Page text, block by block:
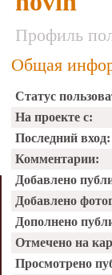
Профиль
Общая
Статус
На проекте с:
Последний вход:
Комментарии:
Добавлено
Добавлено
Дополнено
Отмечено на
Просмотрено